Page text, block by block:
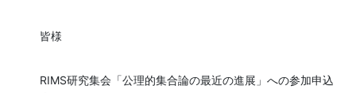
皆様
RIMS研究集会「公理的集合論の最近の進展」への参加申込